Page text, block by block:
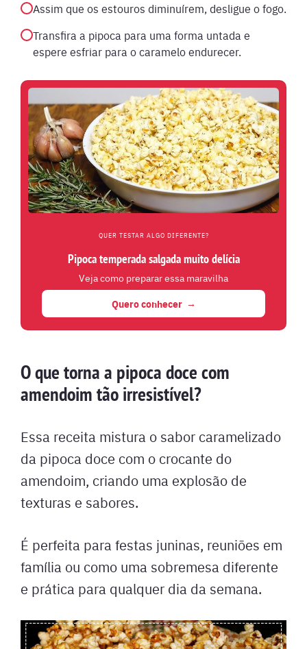
Assim que os estouros diminuírem, desligue o fogo.
Transfira a pipoca para uma forma untada e
espere esfriar para o caramelo endurecer.
QUER TESTAR ALGO DIFERENTE?
Pipoca temperada salgada muito delícia
Veja como preparar essa maravilha
Quero conhecer
O que torna a pipoca doce com
amendoim tão irresistível?
Essa receita mistura o sabor caramelizado
da pipoca doce com o crocante do
amendoim, criando uma explosão de
texturas e sabores.
É perfeita para festas juninas, reuniões em
família ou como uma sobremesa diferente
e prática para qualquer dia da semana.